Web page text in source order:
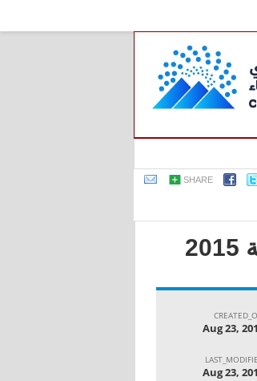
SHARE
Aug 23,
Aug 23,